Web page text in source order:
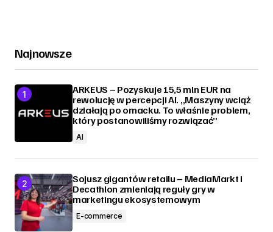
Najnowsze
ARKEUS – Pozyskuje 15,5 mln EUR na
rewolucję w percepcji AI. „Maszyny wciąż
działają po omacku. To właśnie problem,
który postanowiliśmy rozwiązać”
AI
Sojusz gigantów retailu – MediaMarkt i
Decathlon zmieniają reguły gry w
marketingu ekosystemowym
E-commerce